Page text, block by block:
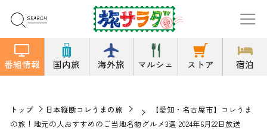
番組情報 国内旅 海外旅 マルシェ ストア 宿泊
トップ 日本縦断コレうまの旅
【愛知・名古屋市】コレうま
の旅！地元の人おすすめのご当地名物グルメ3選 2024年6月22日放送